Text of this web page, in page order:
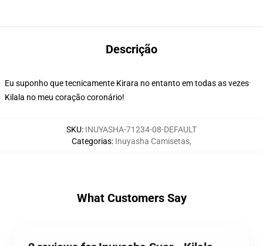
Descrição
Eu suponho que tecnicamente Kirara no entanto em todas as vezes
Kilala no meu coração coronário!
SKU: INUYASHA-71234-08-DEFAULT
Categorias: Inuyasha Camisetas,
What Customers Say